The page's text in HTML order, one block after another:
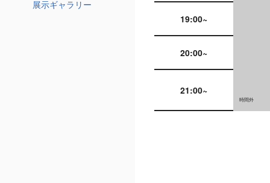
展示ギャラリー
19:00~
20:00~
21:00~
時間外